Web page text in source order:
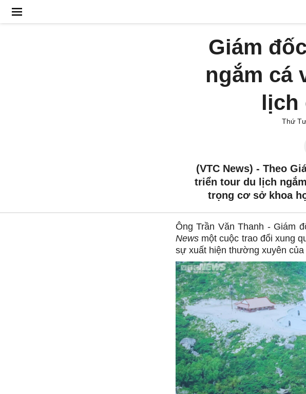
Giám
ngắm cá
lịch
Thứ
(VTC News) - Theo
triển tour du lịch
trọng cơ sở khoa
Ông Trần Văn Thanh - Giám
News một cuộc trao đổi xung
sự xuất hiện thường xuyên